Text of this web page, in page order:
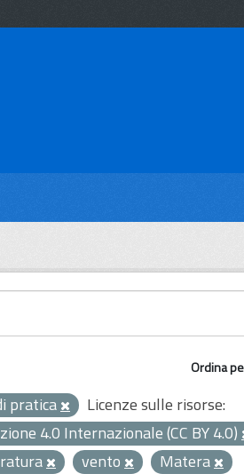
Ordina
pratica
Licenze sulle risorse:
4.0 Internazionale (CC BY 4.0)
vento Matera